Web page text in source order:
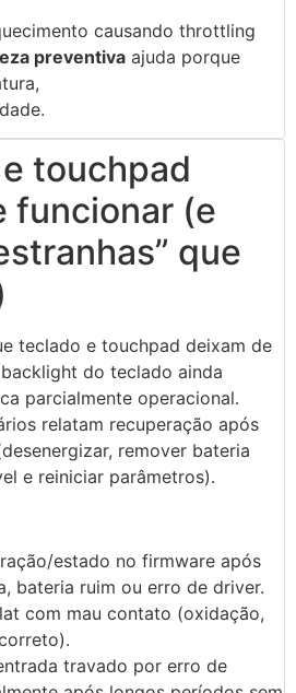
causando throttling
preventiva ajuda porque
touchpad
funcionar (e
que
teclado e touchpad deixam de
do teclado ainda
parcialmente operacional.
relatam recuperação após
remover bateria
e reiniciar parâmetros).
estado no firmware após
bateria ruim ou erro de driver.
com mau contato (oxidação,
travado por erro de